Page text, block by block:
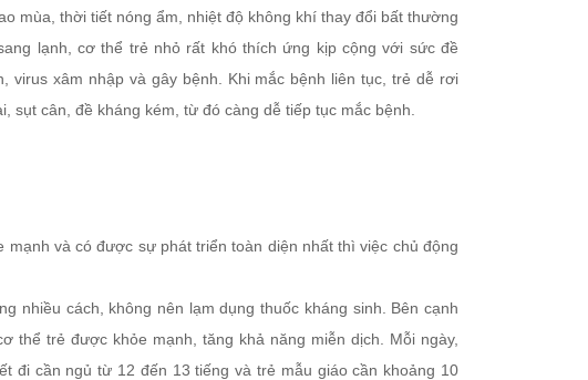
mùa, thời tiết nóng ẩm, nhiệt độ không khí thay đổi bất thường
lạnh, cơ thể trẻ nhỏ rất khó thích ứng kịp cộng với sức đề
virus xâm nhập và gây bệnh. Khi mắc bệnh liên tục, trẻ dễ rơi
sụt cân, đề kháng kém, từ đó càng dễ tiếp tục mắc bệnh.
và có được sự phát triển toàn diện nhất thì việc chủ động
nhiều cách, không nên lạm dụng thuốc kháng sinh. Bên cạnh
thể trẻ được khỏe mạnh, tăng khả năng miễn dịch. Mỗi ngày,
đi cần ngủ từ 12 đến 13 tiếng và trẻ mẫu giáo cần khoảng 10